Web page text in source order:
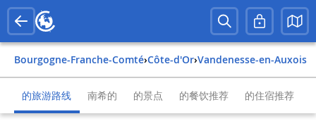
Bourgogne-Franche-Comté› Côte-d'Or› Vandenesse-en-Auxois
的旅游路线 南希的 的景点 的餐饮推荐 的住宿推荐